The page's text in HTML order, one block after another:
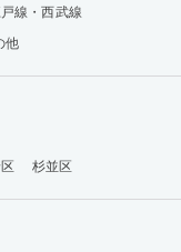
線・西武線
他
杉並区